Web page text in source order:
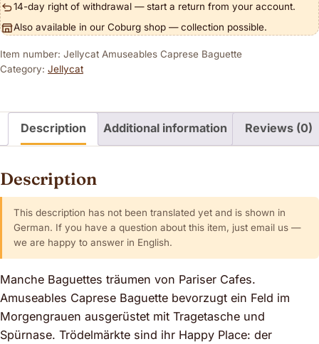
14-day right of withdrawal — start a return from your account.
Also available in our Coburg shop — collection possible.
Item number: Jellycat Amuseables Caprese Baguette
Category: Jellycat
Description Additional information Reviews (0)
Description
This description has not been translated yet and is shown in
German. If you have a question about this item, just email us —
we are happy to answer in English.
Manche Baguettes träumen von Pariser Cafes.
Amuseables Caprese Baguette bevorzugt ein Feld im
Morgengrauen ausgerüstet mit Tragetasche und
Spürnase. Trödelmärkte sind ihr Happy Place: der